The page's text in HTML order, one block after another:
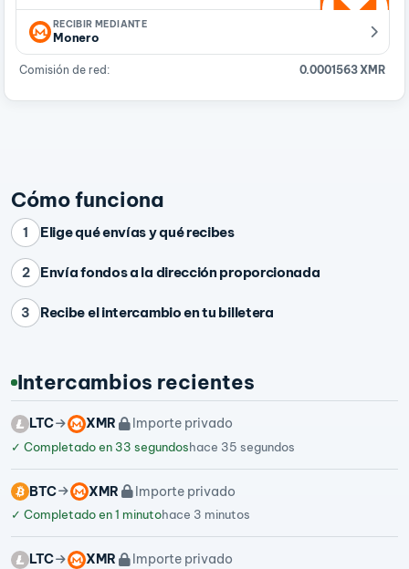
RECIBIR MEDIANTE
Monero
Comisión de red: 0.0001563 XMR
Cómo funciona
1 Elige qué envías y qué recibes
2 Envía fondos a la dirección proporcionada
3 Recibe el intercambio en tu billetera
Intercambios recientes
LTC XMR Importe privado
✓ Completado en 33 segundoshace 35 segundos
BTC XMR Importe privado
✓ Completado en 1 minutohace 3 minutos
LTC XMR Importe privado